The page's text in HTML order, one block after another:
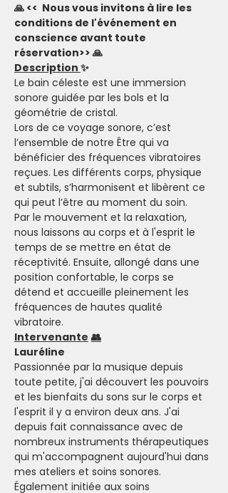
🙏 <<  Nous vous invitons à lire les
conditions de l'événement en
conscience avant toute
réservation>> 🙏
Description ✨
Le bain céleste est une immersion
sonore guidée par les bols et la
géométrie de cristal.
Lors de ce voyage sonore, c’est
l’ensemble de notre Être qui va
bénéficier des fréquences vibratoires
reçues. Les différents corps, physique
et subtils, s’harmonisent et libèrent ce
qui peut l’être au moment du soin.
Par le mouvement et la relaxation,
nous laissons au corps et à l'esprit le
temps de se mettre en état de
réceptivité. Ensuite, allongé dans une
position confortable, le corps se
détend et accueille pleinement les
fréquences de hautes qualité
vibratoire.
Intervenante 👥
Lauréline
Passionnée par la musique depuis
toute petite, j'ai découvert les pouvoirs
et les bienfaits du sons sur le corps et
l'esprit il y a environ deux ans. J'ai
depuis fait connaissance avec de
nombreux instruments thérapeutiques
qui m'accompagnent aujourd'hui dans
mes ateliers et soins sonores.
Également initiée aux soins